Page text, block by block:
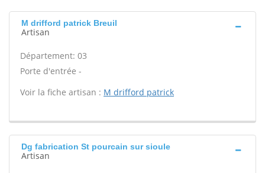
M drifford patrick Breuil
Artisan
Département: 03
Porte d'entrée -
Voir la fiche artisan : M drifford patrick
Dg fabrication St pourcain sur sioule
Artisan